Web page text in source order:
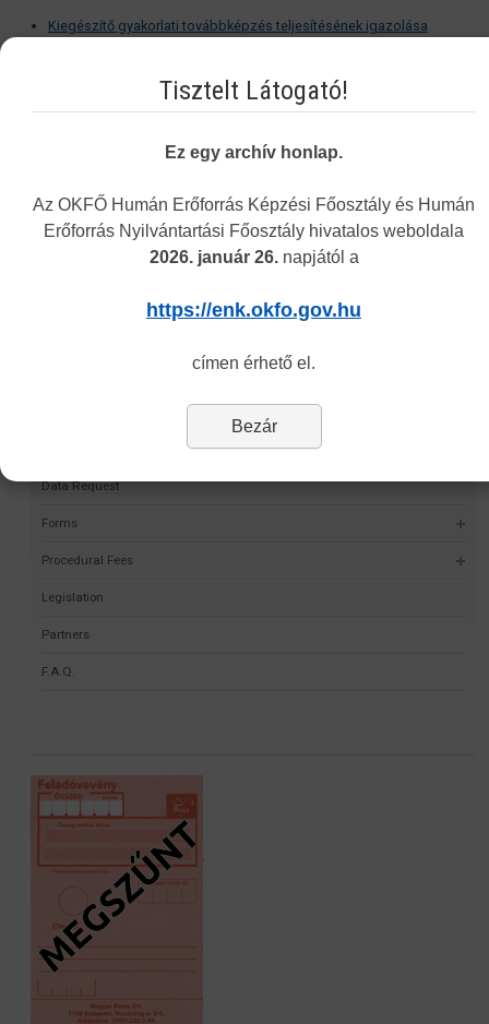
Kiegészítő gyakorlati továbbképzés teljesítésének igazolása
pontjainak igazolása
Data Request
Forms
Procedural Fees
Legislation
Partners
F.A.Q.
Tisztelt Látogató!
Ez egy archív honlap.
Az OKFŐ Humán Erőforrás Képzési Főosztály és Humán
Erőforrás Nyilvántartási Főosztály hivatalos weboldala
2026. január 26.napjától a
https://enk.okfo.gov.hu
címen érhető el.
Bezár